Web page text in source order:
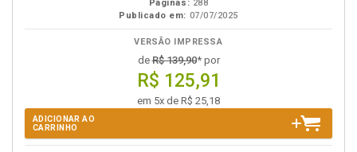
Páginas: 288
Publicado em: 07/07/2025
VERSÃO IMPRESSA
deR$ 139,90* por
R$ 125,91
em 5x de R$ 25,18
ADICIONAR AO
CARRINHO